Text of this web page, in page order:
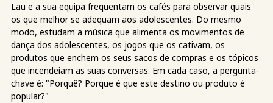
Lau e a sua equipa frequentam os cafés para observar quais
os que melhor se adequam aos adolescentes. Do mesmo
modo, estudam a música que alimenta os movimentos de
dança dos adolescentes, os jogos que os cativam, os
produtos que enchem os seus sacos de compras e os tópicos
que incendeiam as suas conversas. Em cada caso, a pergunta-
chave é: "Porquê? Porque é que este destino ou produto é
popular?"